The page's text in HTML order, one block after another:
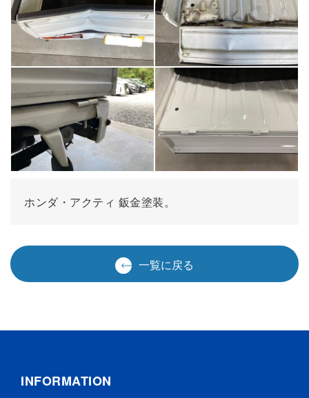
ホンダ・アクティ 鈑金塗装。
一覧に戻る
INFORMATION